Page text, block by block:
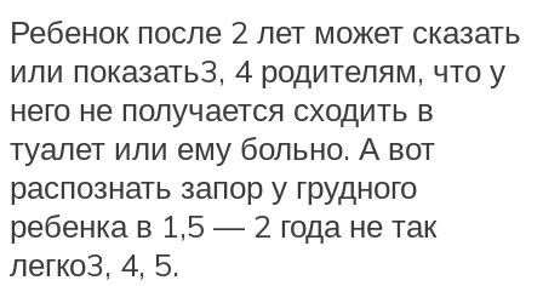
Ребенок после 2 лет может сказать
или показать3, 4 родителям, что у
него не получается сходить в
туалет или ему больно. А вот
распознать запор у грудного
ребенка в 1,5 — 2 года не так
легко3, 4, 5.